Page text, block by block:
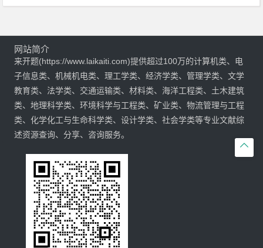

网站简介
来开题(https://www.laikaiti.com)提供超过100万的计算机类、电
子信息类、机械机电类、理工学类、经济学类、管理学类、文学
教育类、法学类、交通运输类、材料类、海洋工程类、土木建筑
类、地理科学类、环境科学与工程类、矿业类、物流管理与工程
类、化学化工与生命科学类、设计学类、社会学类等专业文献综
述资源查询、分享、咨询服务。